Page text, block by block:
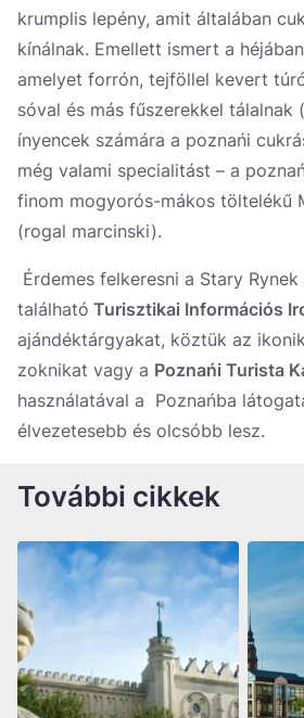
krumplis lepény, amit általában
kínálnak. Emellett ismert a
amelyet forrón, tejföllel kevert
sóval és más fűszerekkel tálalnak
ínyencek számára a poznańi
még valami specialitást – a
finom mogyorós-mákos töltelékű
(rogal marcinski).
Érdemes felkeresni a Stary
található Turisztikai Információs
ajándéktárgyakat, köztük az
zoknikat vagy a Poznańi Turista
használatával a Poznańba
élvezetesebb és olcsóbb lesz.
További cikkek